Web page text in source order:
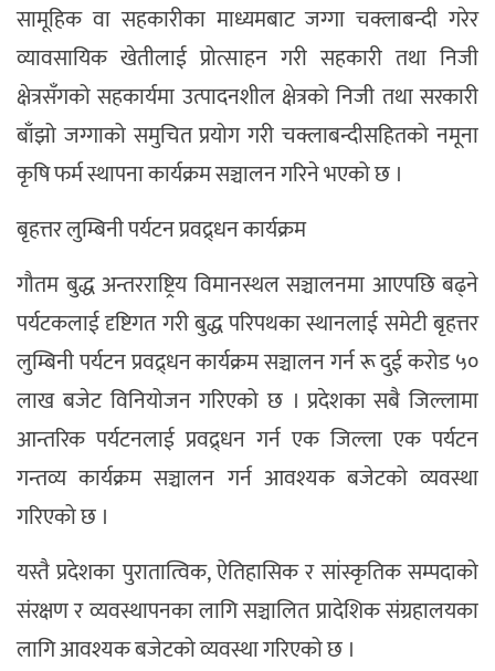
सामूहिक वा सहकारीका माध्यमबाट जग्गा चक्लाबन्दी गरेर
व्यावसायिक खेतीलाई प्रोत्साहन गरी सहकारी तथा निजी
क्षेत्रसँगको सहकार्यमा उत्पादनशील क्षेत्रको निजी तथा सरकारी
बाँझो जग्गाको समुचित प्रयोग गरी चक्लाबन्दीसहितको नमूना
कृषि फर्म स्थापना कार्यक्रम सञ्चालन गरिने भएको छ ।
बृहत्तर लुम्बिनी पर्यटन प्रवद्र्धन कार्यक्रम
गौतम बुद्ध अन्तरराष्ट्रिय विमानस्थल सञ्चालनमा आएपछि बढ्ने
पर्यटकलाई दृष्टिगत गरी बुद्ध परिपथका स्थानलाई समेटी बृहत्तर
लुम्बिनी पर्यटन प्रवद्र्धन कार्यक्रम सञ्चालन गर्न रू दुई करोड ५०
लाख बजेट विनियोजन गरिएको छ । प्रदेशका सबै जिल्लामा
आन्तरिक पर्यटनलाई प्रवद्र्धन गर्न एक जिल्ला एक पर्यटन
गन्तव्य कार्यक्रम सञ्चालन गर्न आवश्यक बजेटको व्यवस्था
गरिएको छ ।
यस्तै प्रदेशका पुरातात्विक, ऐतिहासिक र सांस्कृतिक सम्पदाको
संरक्षण र व्यवस्थापनका लागि सञ्चालित प्रादेशिक संग्रहालयका
लागि आवश्यक बजेटको व्यवस्था गरिएको छ ।